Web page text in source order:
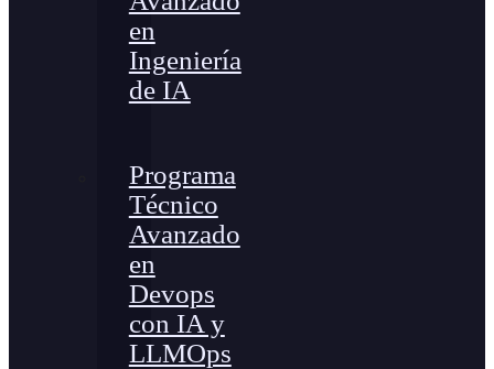
en
Ingeniería
de IA
Programa
Técnico
Avanzado
en
Devops
con IA y
LLMOps